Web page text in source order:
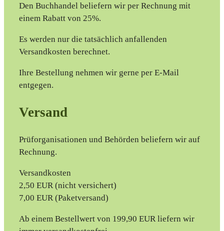
Den Buchhandel beliefern wir per Rechnung mit
einem Rabatt von 25%.
Es werden nur die tatsächlich anfallenden
Versandkosten berechnet.
Ihre Bestellung nehmen wir gerne per E-Mail
entgegen.
Versand
Prüforganisationen und Behörden beliefern wir auf
Rechnung.
Versandkosten
2,50 EUR (nicht versichert)
7,00 EUR (Paketversand)
Ab einem Bestellwert von 199,90 EUR liefern wir